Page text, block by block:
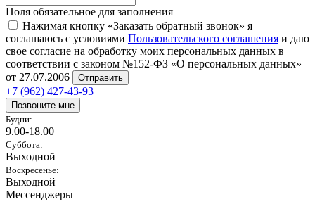
Поля обязательное для заполнения
Нажимая кнопку «Заказать обратный звонок» я
соглашаюсь с условиями Пользовательского соглашения и даю
свое согласие на обработку моих персональных данных в
соответствии с законом №152-ФЗ «О персональных данных»
от 27.07.2006
Отправить
+7 (962) 427-43-93
Позвоните мне
Будни:
9.00-18.00
Суббота:
Выходной
Воскресенье:
Выходной
Мессенджеры